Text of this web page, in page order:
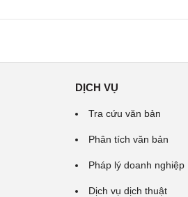
DỊCH VỤ
Tra cứu văn bản
Phân tích văn bản
Pháp lý doanh nghiệp
Dịch vụ dịch thuật